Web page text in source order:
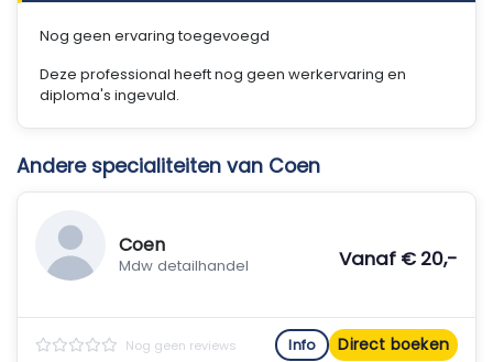
Nog geen ervaring toegevoegd
Deze professional heeft nog geen werkervaring en
diploma's ingevuld.
Andere specialiteiten van Coen
Coen
Mdw detailhandel Vanaf € 20,-
Nog geen reviews Info Direct boeken